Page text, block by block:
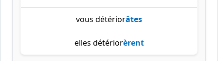
vous détériorâtes
elles détériorèrent